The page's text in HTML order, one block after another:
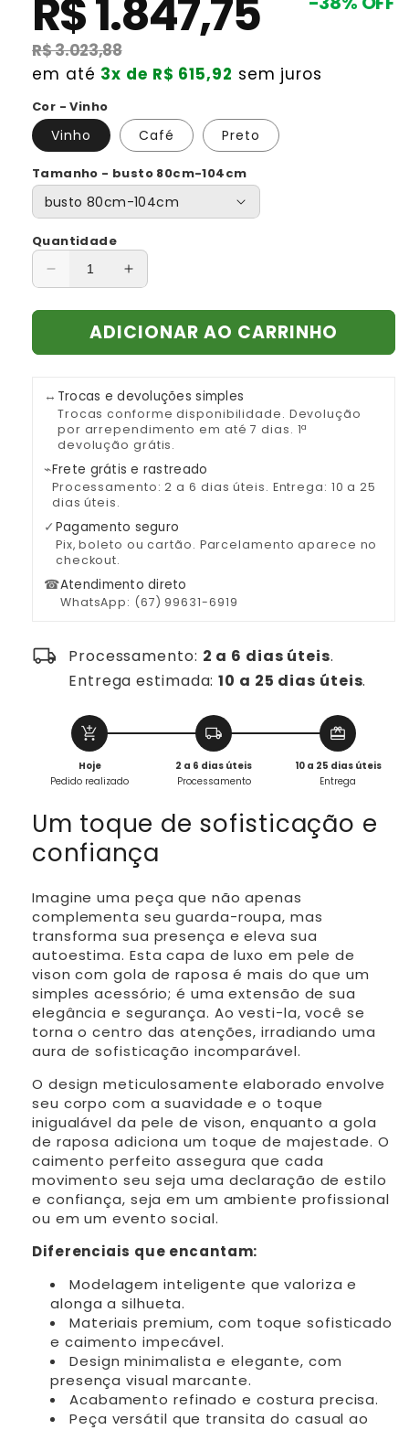
promocional
R$ 1.847,75
normal
R$ 3.023,88
em até 3x de R$ 615,92 sem juros
Cor - Vinho
Vinho Café Preto
Tamanho - busto 80cm-104cm
Quantidade
Diminuir
quantidade
Casaco
Pele
de
Vison
com
Gola
de
Pele
de
Raposa
Aumentar
quantidade
de
Casaco
Pele
de
Vison
com
Gola
de
de
Raposa
ADICIONAR AO CARRINHO
↔ Trocas e devoluções simples
Trocas conforme disponibilidade. Devolução
por arrependimento em até 7 dias. 1ª
devolução grátis.
⌁Frete grátis e rastreado
Processamento: 2 a 6 dias úteis. Entrega: 10 a 25
dias úteis.
✓ Pagamento seguro
Pix, boleto ou cartão. Parcelamento aparece no
checkout.
☎Atendimento direto
WhatsApp: (67) 99631-6919
local_shipping Processamento: 2 a 6 dias úteis.
Entrega estimada:10 a 25 dias úteis.
add_shopping_cart
Hoje
Pedido realizado
local_shipping
2 a 6 dias úteis
Processamento
redeem
10 a 25 dias úteis
Entrega
Um toque de sofisticação e
confiança
Imagine uma peça que não apenas
complementa seu guarda-roupa, mas
transforma sua presença e eleva sua
autoestima. Esta capa de luxo em pele de
vison com gola de raposa é mais do que um
simples acessório; é uma extensão de sua
elegância e segurança. Ao vesti-la, você se
torna o centro das atenções, irradiando uma
aura de sofisticação incomparável.
O design meticulosamente elaborado envolve
seu corpo com a suavidade e o toque
inigualável da pele de vison, enquanto a gola
de raposa adiciona um toque de majestade. O
caimento perfeito assegura que cada
movimento seu seja uma declaração de estilo
e confiança, seja em um ambiente profissional
ou em um evento social.
Diferenciais que encantam:
Modelagem inteligente que valoriza e
alonga a silhueta.
Materiais premium, com toque sofisticado
e caimento impecável.
Design minimalista e elegante, com
presença visual marcante.
Acabamento refinado e costura precisa.
Peça versátil que transita do casual ao